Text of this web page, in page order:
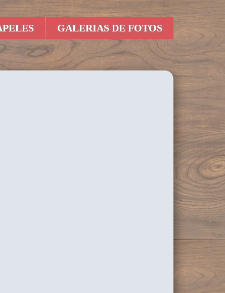
GALERIAS DE FOTOS